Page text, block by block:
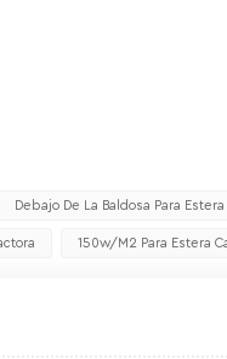
Debajo De La Baldosa Para
150w/m2 Para Estera